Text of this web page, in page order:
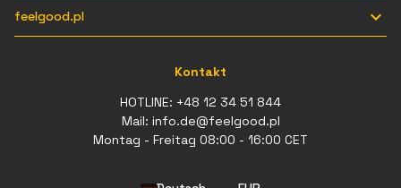
feelgood.pl 
Kontakt
HOTLINE: +48 12 34 51 844
Mail: info.de@feelgood.pl
Montag - Freitag 08:00 - 16:00 CET